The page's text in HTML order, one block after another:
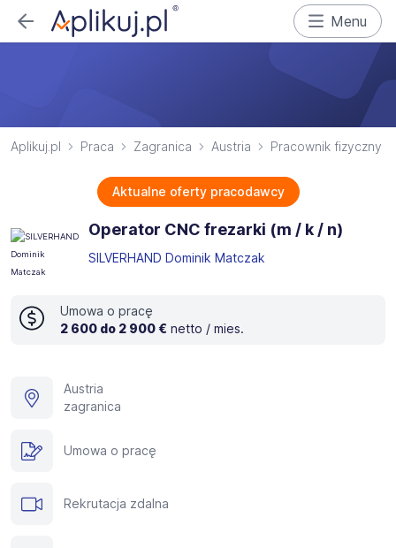
Menu
Aplikuj.pl Praca Zagranica Austria Pracownik fizyczny
Aktualne oferty pracodawcy
Operator CNC frezarki (m / k / n)
SILVERHAND Dominik Matczak
Umowa o pracę
2 600 do 2 900 € netto / mies.
Austria
zagranica
Umowa o pracę
Rekrutacja zdalna